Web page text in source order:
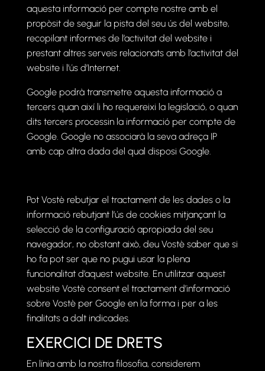
aquesta informació per compte nostre amb el
propòsit de seguir la pista del seu ús del website,
recopilant informes de l’activitat del website i
prestant altres serveis relacionats amb l’activitat del
website i l’ús d’Internet.
Google podrà transmetre aquesta informació a
tercers quan així li ho requereixi la legislació, o quan
dits tercers processin la informació per compte de
Google. Google no associarà la seva adreça IP
amb cap altra dada del qual disposi Google.
Pot Vostè rebutjar el tractament de les dades o la
informació rebutjant l’ús de cookies mitjançant la
selecció de la configuració apropiada del seu
navegador, no obstant això, deu Vostè saber que si
ho fa pot ser que no pugui usar la plena
funcionalitat d’aquest website. En utilitzar aquest
website Vostè consent el tractament d’informació
sobre Vostè per Google en la forma i per a les
finalitats a dalt indicades.
EXERCICI DE DRETS
En línia amb la nostra filosofia, considerem